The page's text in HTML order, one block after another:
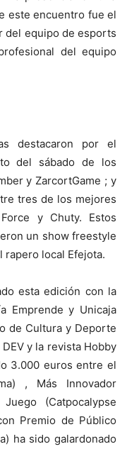
este encuentro fue el
del equipo de esports
del equipo
destacaron por el
del sábado de los
y ZarcortGame ; y
tres de los mejores
y Chuty. Estos
un show freestyle
rapero local Efejota.
esta edición con la
Emprende y Unicaja
de Cultura y Deporte
y la revista Hobby
3.000 euros entre el
, Más Innovador
(Catpocalypse
Premio de Público
ha sido galardonado